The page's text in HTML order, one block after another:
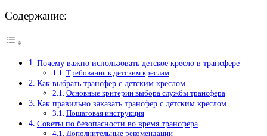
Содержание:
Почему важно использовать детское кресло в трансфере
Требования к детским креслам
Как выбрать трансфер с детским креслом
Основные критерии выбора службы трансфера
Как правильно заказать трансфер с детским креслом
Пошаговая инструкция
Советы по безопасности во время трансфера
Дополнительные рекомендации